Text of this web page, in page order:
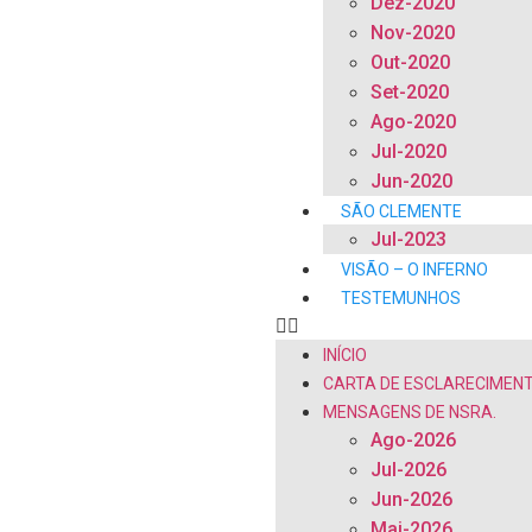
Nov-2020
Out-2020
Set-2020
Ago-2020
Jul-2020
Jun-2020
SÃO CLEMENTE
Jul-2023
VISÃO – O INFERNO
TESTEMUNHOS
INÍCIO
CARTA DE
MENSAGENS DE NSRA.
Ago-2026
Jul-2026
Jun-2026